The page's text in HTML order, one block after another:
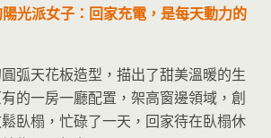
光派女子：回家充電，是每天動力的
弧天花板造型，描出了甜美溫暖的生
的一房一廳配置，架高窗邊領域，創
臥榻，忙碌了一天，回家待在臥榻休